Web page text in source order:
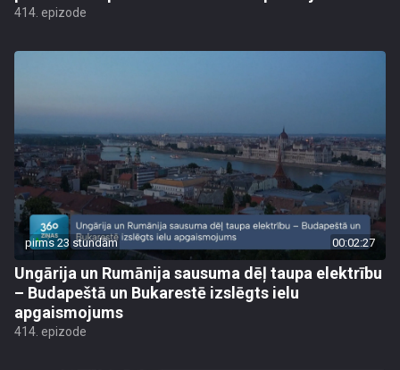
414. epizode
pirms 23 stundām 00:02:27
Ungārija un Rumānija sausuma dēļ taupa elektrību
– Budapeštā un Bukarestē izslēgts ielu
apgaismojums
414. epizode